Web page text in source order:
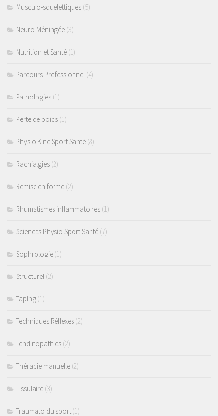
Coaching Santé
Presse
Musculo-squelettiques (5)
Neuro-Méningée (3)
Nutrition et Santé (1)
Parcours Professionnel (4)
Pathologies (1)
Perte de poids (1)
Physio Kine Sport Santé (8)
Rachialgies (2)
Remise en forme (2)
Rhumatismes inflammatoires (1)
Sciences Physio Sport Santé (7)
Sophrologie (1)
Structurel (2)
Taping (1)
Techniques Réflexes (2)
Tendinopathies (2)
Thérapie manuelle (2)
Tissulaire (3)
Traumato du sport (1)